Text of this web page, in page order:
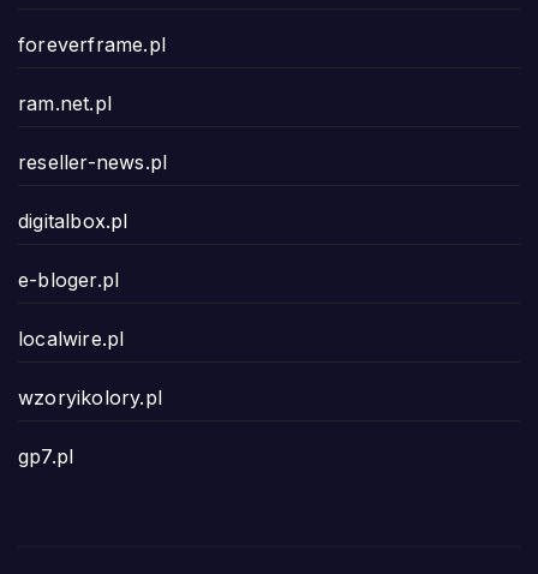
foreverframe.pl
ram.net.pl
reseller-news.pl
digitalbox.pl
e-bloger.pl
localwire.pl
wzoryikolory.pl
gp7.pl